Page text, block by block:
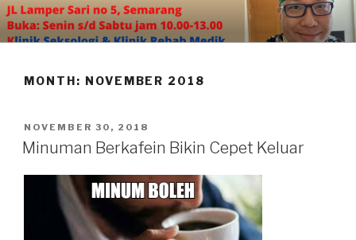
Skip
to
content
MONTH: NOVEMBER 2018
POSTED
ON
NOVEMBER 30, 2018
Minuman Berkafein Bikin Cepet Keluar